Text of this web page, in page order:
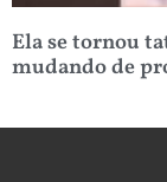
Ela se tornou
mudando de